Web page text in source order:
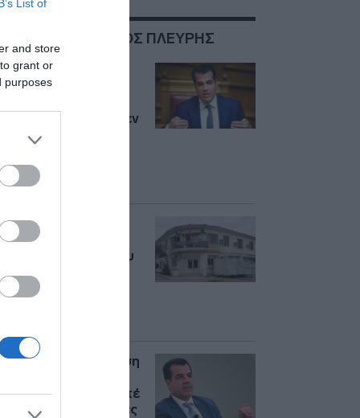
List of
and store
grant or
purposes
ΣΧΕΤΙΚΑ ΜΕ:ΘΑΝΟΣ ΠΛΕΥΡΗΣ
Πλεύρης κατά
για
“Σε καμιά γυναίκα δεν
λέγονται αυτά που
κλείσει, δεν έπρεπε
ανοίξει εκ νέου”
Θερμοπύλες:
λουκέτο
στις 30 Σεπτεμβρίου
–
Πλεύρης: “Η υπόθεση
ποτέ
– Οι μεταναστευτικές